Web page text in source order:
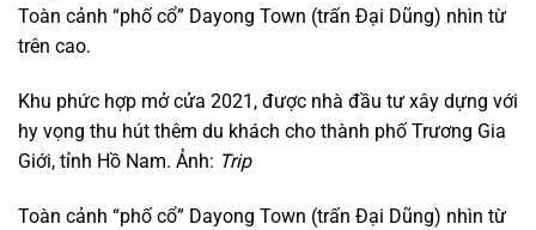
Toàn cảnh “phố cổ” Dayong Town (trấn Đại Dũng) nhìn từ
trên cao.
Khu phức hợp mở cửa 2021, được nhà đầu tư xây dựng với
hy vọng thu hút thêm du khách cho thành phố Trương Gia
Giới, tỉnh Hồ Nam. Ảnh: Trip
Toàn cảnh “phố cổ” Dayong Town (trấn Đại Dũng) nhìn từ